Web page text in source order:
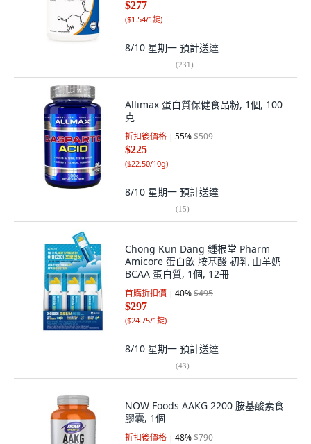
$277
($1.54/1錠)
8/10 星期一 預計送達
(231)
Allimax 蛋白質保健食品粉, 1個, 100
克
折扣後價格 55%$509
$225
($22.50/10g)
8/10 星期一 預計送達
(15)
Chong Kun Dang 鍾根堂 Pharm
Amicore 蛋白飲 胺基酸 初乳 山羊奶
BCAA 蛋白質, 1個, 12冊
首購折扣價 40%$495
$297
($24.75/1錠)
8/10 星期一 預計送達
(43)
NOW Foods AAKG 2200 胺基酸素食
膠囊, 1個
折扣後價格 48%$790